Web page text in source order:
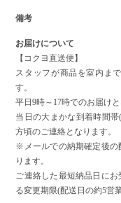
備考
お届けについて
【コクヨ直送便】
スタッフが商品を室内ま
す。
平日9時～17時でのお届け
当日の大まかな到着時間
方頃のご連絡となります。
※メールでの納期確定後の
ります。
ご連絡した最短納品日に
る変更期限(配送日の約5営